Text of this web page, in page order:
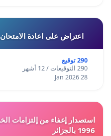
اعتراض على اعادة الامتحان
290 توقيع
290 التوقيعات / 12 أشهر
28 Jan 2026
1996 بالجزائر